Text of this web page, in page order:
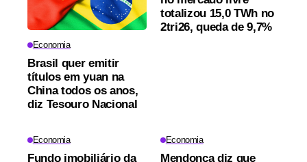
Economia
Brasil quer emitir
títulos em yuan na
China todos os anos,
diz Tesouro Nacional
totalizou 15,0 TWh no
2tri26, queda de 9,7%
Economia
Fundo imobiliário da
Economia
Mendonça diz que